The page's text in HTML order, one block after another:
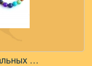
Браслет из натуральных камней "7 чакр"